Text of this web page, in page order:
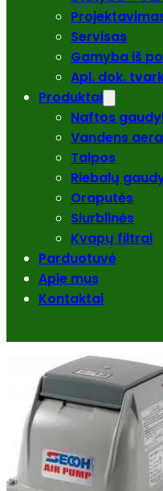
Servisas
Gamyba iš
Apl. dok.
Produktai
Naftos
Vandens
Talpos
Riebalų
Oraputės
Siurblinės
Kvapų filtrai
Parduotuvė
Apie mus
Kontaktai